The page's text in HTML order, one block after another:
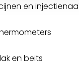
en
en beits